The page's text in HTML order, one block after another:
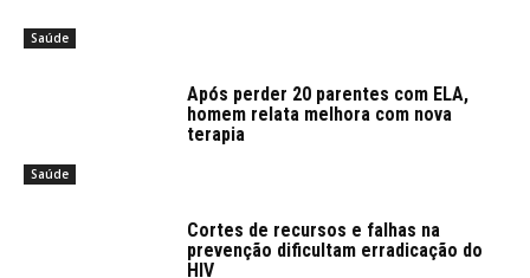
Saúde
Saúde
Após perder 20 parentes com ELA,
homem relata melhora com nova
terapia
Cortes de recursos e falhas na
prevenção dificultam erradicação do
HIV